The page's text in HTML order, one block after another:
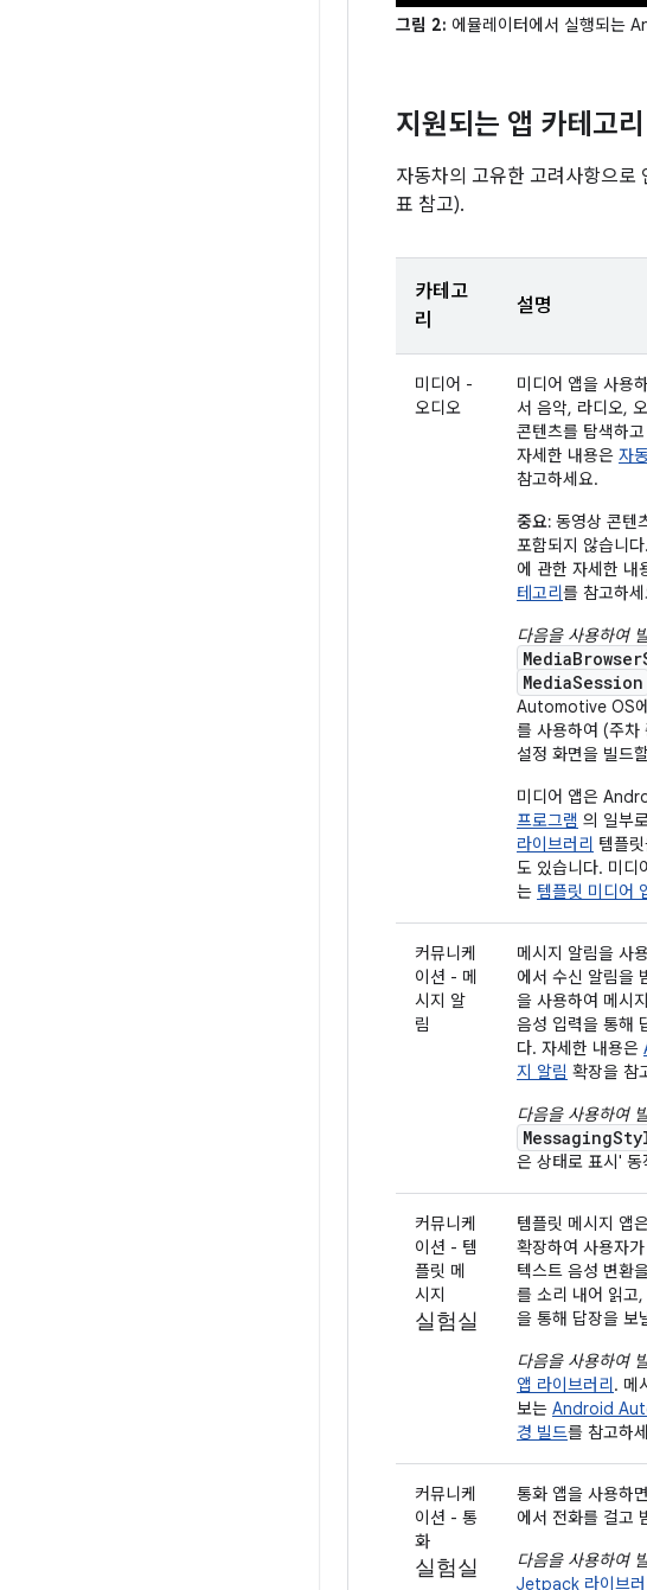
그림 2: 에뮬레이터에서 실행되는
지원되는 앱 카테고리
자동차의 고유한 고려사항으
표 참고).
카테고
리
설명
미디어 -
오디오
미디어 앱을 사용
서 음악, 라디오,
콘텐츠를 탐색하
자세한 내용은 자
참고하세요.
중요: 동영상 콘텐
포함되지 않습니
에 관한 자세한 내
테고리를 참고하
다음을 사용하여
MediaSession
Automotive OS
를 사용하여 (주차
설정 화면을 빌드
미디어 앱은
프로그램 의 일부
라이브러리 템플
도 있습니다. 미디
는 템플릿 미디어
커뮤니케
이션 - 메
시지 알
림
메시지 알림을 사
에서 수신 알림을
을 사용하여 메시
음성 입력을 통해
다. 자세한 내용은
지 알림 확장을 참
다음을 사용하여
은 상태로 표시' 동
커뮤니케
이션 - 템
플릿 메
시지
실험실
템플릿 메시지 앱
확장하여 사용자
텍스트 음성 변환
를 소리 내어 읽고
을 통해 답장을 보
다음을 사용하여
앱 라이브러리. 메
보는 Android
경 빌드를 참고하
커뮤니케
이션 - 통
화
실험실
통화 앱을 사용하
에서 전화를 걸고
다음을 사용하여
Jetpack 라이브러